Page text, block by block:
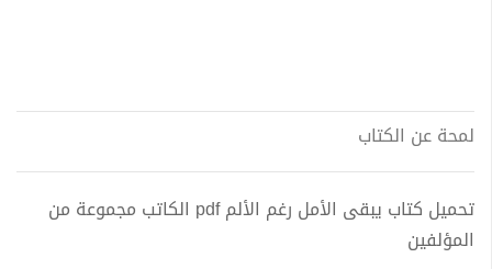
لمحة عن الكتاب
تحميل كتاب يبقى الأمل رغم الألم pdf الكاتب مجموعة من
المؤلفين